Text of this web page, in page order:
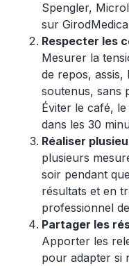
Spengler,
sur
Respecter les
Mesurer la
de repos, assis,
soutenus, sans
Éviter le café,
dans les 30
Réaliser
plusieurs
soir pendant
résultats et en
professionnel
Partager les
Apporter les
pour adapter si